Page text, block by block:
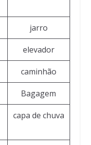
jarro
elevador
caminhão
Bagagem
capa de chuva